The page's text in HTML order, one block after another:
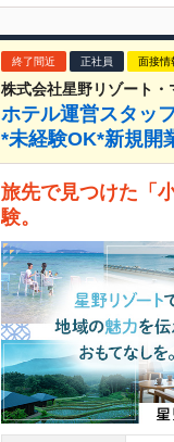
終了間近 正社員 面接情
株式会社星野リゾート・
ホテル運営スタッ
*未経験OK*新規開
旅先で見つけた「
験。